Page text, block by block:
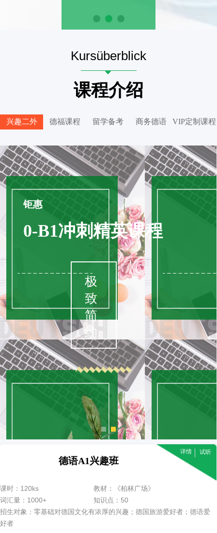
Kursüberblick
뀓
课程介绍
兴趣二外 德福课程 留学备考 商务德语 VIP定制课程
德语A1兴趣班
课时：120ks
词汇量：1000+
招生对象：零基础对德国文化有浓厚的兴趣；德国旅游爱好者；德语爱
好者
教材：《柏林广场》
知识点：50
详情 试听
钜惠
0-B1冲刺精英课程
极
致
简
约